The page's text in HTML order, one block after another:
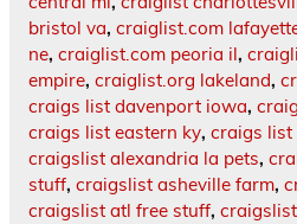
bristol va, craiglist.com
ne, craiglist.com peoria il,
empire, craiglist.org lakeland,
craigs list davenport iowa,
craigs list eastern ky, craigs list
craigslist alexandria la pets,
stuff, craigslist asheville farm,
craigslist atl free stuff,